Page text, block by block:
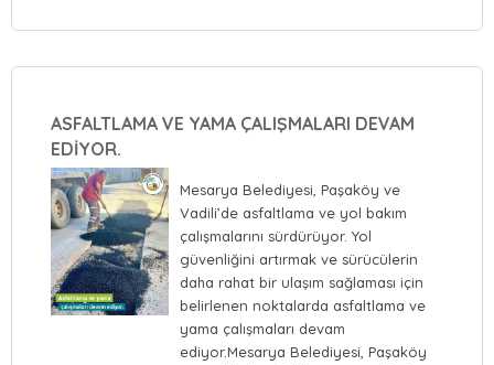
ASFALTLAMA VE YAMA ÇALIŞMALARI DEVAM
EDİYOR.
Mesarya Belediyesi, Paşaköy ve
Vadili’de asfaltlama ve yol bakım
çalışmalarını sürdürüyor. Yol
güvenliğini artırmak ve sürücülerin
daha rahat bir ulaşım sağlaması için
belirlenen noktalarda asfaltlama ve
yama çalışmaları devam
ediyor.Mesarya Belediyesi, Paşaköy